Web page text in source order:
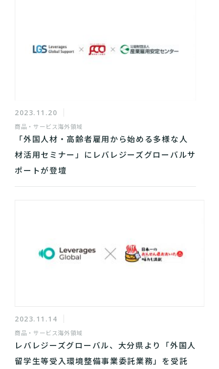
2023.11.20
商品・サービス海外領域
「外国人材・高齢者雇用から始める多様な人
材活用セミナー」にレバレジーズグローバルサ
ポートが登壇
2023.11.14
商品・サービス海外領域
レバレジーズグローバル、大分県より「外国人
留学生等受入環境整備事業委託業務」を受託